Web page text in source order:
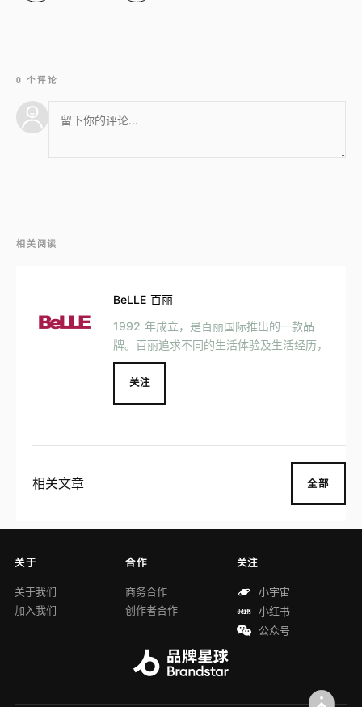
0 个评论
相关阅读
BeLLE 百丽
1992 年成立，是百丽国际推出的一款品
牌。百丽追求不同的生活体验及生活经历，
关注
相关文章 全部
关于
关于我们
加入我们
合作
商务合作
创作者合作
关注
小宇宙
小红书
公众号